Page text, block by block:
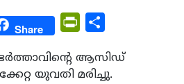
Share PrintFriendly
ഭര്‍ത്താവിന്റെ ആസിഡ്
യുവതി മരിച്ചു.